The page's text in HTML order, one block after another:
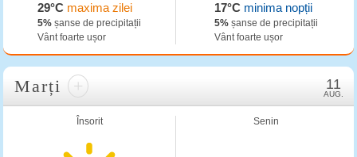
29°C maxima zilei
5% șanse de precipitații
Vânt foarte ușor
17°Cminima nopții
5%șanse de precipitații
Vânt foarte ușor
Marți + 11
AUG.
Însorit Senin